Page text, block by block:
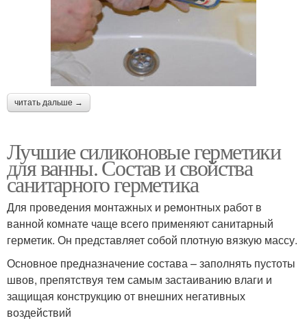
читать дальше →
Лучшие силиконовые герметики
для ванны. Состав и свойства
санитарного герметика
Для проведения монтажных и ремонтных работ в
ванной комнате чаще всего применяют санитарный
герметик. Он представляет собой плотную вязкую массу.
Основное предназначение состава – заполнять пустоты
швов, препятствуя тем самым застаиванию влаги и
защищая конструкцию от внешних негативных
воздействий